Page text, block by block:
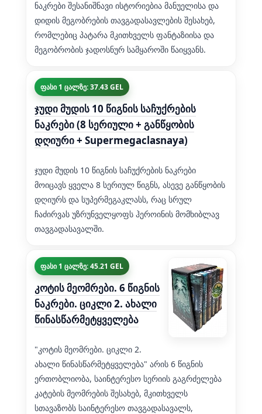
ნაკრები შესანიშნავი ისტორიებია მანუელისა და
დიდის მეგობრების თავგადასავლების შესახებ,
რომლებიც პატარა მკითხველს ფანტაზიისა და
მეგობრობის ჯადოსნურ სამყაროში წაიყვანს.
ფასი 1 ცალზე: 37.43 GEL
ჯუდი მუდის 10 წიგნის საჩუქრების
ნაკრები (8 სერიული + განწყობის
დღიური + Supermegaclasnaya)
ჯუდი მუდის 10 წიგნის საჩუქრების ნაკრები
მოიცავს ყველა 8 სერიულ წიგნს, ასევე განწყობის
დღიურს და სუპერმეგაკლასს, რაც სრულ
ჩაძირვას უზრუნველყოფს ჰეროინის მომხიბლავ
თავგადასავალში.
ფასი 1 ცალზე: 45.21 GEL
კოტის მეომრები. 6 წიგნის
ნაკრები. ციკლი 2. ახალი
წინასწარმეტყველება
"კოტის მეომრები. ციკლი 2.
ახალი წინასწარმეტყველება" არის 6 წიგნის
ერთობლიობა, საინტერესო სერიის გაგრძელება
კატების მეომრების შესახებ, მკითხველს
სთავაზობს საინტერესო თავგადასავალს,